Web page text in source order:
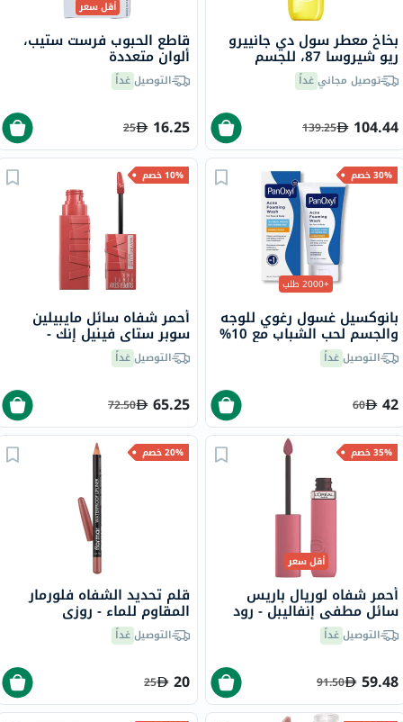
بخاخ معطر سول دي جانييرو
ريو شيروسا 87، للجسم
والشعر، 90 مل
توصيل مجانيغداً
104.44
139.25
أقل سعر
قاطع الحبوب فرست ستيب،
ألوان متعددة
التوصيلغداً
16.25
25
30% خصم
+2000 طلب
بانوكسيل غسول رغوي للوجه
والجسم لحب الشباب مع 10%
بيروكسيد البنزويل 156 جرام
التوصيلغداً
42
60
10% خصم
أحمر شفاه سائل مايبيلين
سوبر ستاي فينيل إنك -
بيتشي/15
التوصيلغداً
65.25
72.50
35% خصم
أقل سعر
أحمر شفاه لوريال باريس
سائل مطفي إنفاليبل - رود
تريبينغ/240
التوصيلغداً
59.48
91.50
20% خصم
قلم تحديد الشفاه فلورمار
المقاوم للماء - روزي
ساند/237التوصيلغداً
20
25